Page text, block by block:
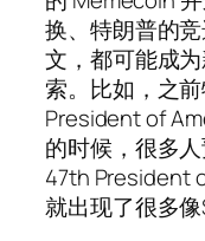
换、特朗普的
文，都可能成
索。比如，之
President of
的时候，很多
47th President
就出现了很多像